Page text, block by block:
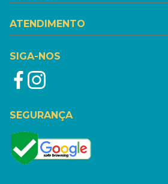
ATENDIMENTO
SIGA-NOS
SEGURANÇA